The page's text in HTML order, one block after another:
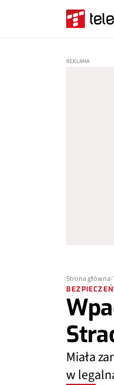
Strona główna
Miała
w